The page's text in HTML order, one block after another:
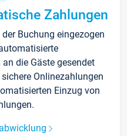
Zahlungen
Buchung eingezogen
die Gäste gesendet
Onlinezahlungen
Einzug von